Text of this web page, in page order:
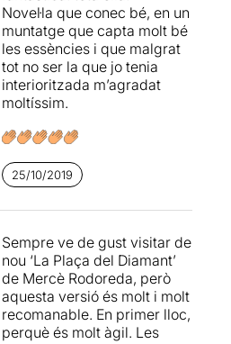
escènica a l’alçada de les
seves pàgines, intensa quan
es demana intensitat i
lleugera molt més sovint.
Dinàmica, de ritme
comercial, sense alts i
que mai decau. A l’alçada,
d’una companyia que surt
de la pròpia escola que els
ha format i que, poc a poc,
de les grans sales de teatre
de la ciutat.
Novel·la que conec bé, en un
muntatge que capta molt bé
les essències i que malgrat
tot no ser la que jo tenia
interioritzada m’agradat
moltíssim.
25/10/2019
Sempre ve de gust visitar de
nou ‘La Plaça del Diamant’
de Mercè Rodoreda, però
aquesta versió és molt i molt
recomanable. En primer lloc,
perquè és molt àgil. Les